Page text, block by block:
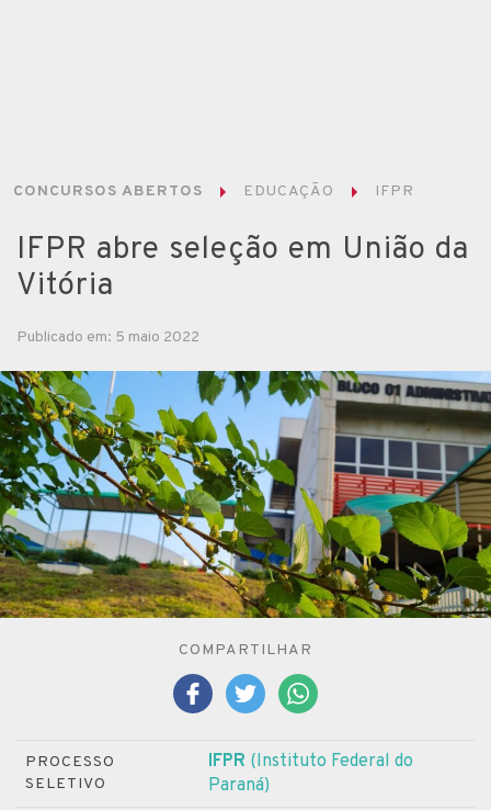
CONCURSOS ABERTOS EDUCAÇÃO IFPR
IFPR abre seleção em União da
Vitória
Publicado em: 5 maio 2022
COMPARTILHAR
PROCESSO
SELETIVO
IFPR (Instituto Federal do
Paraná)